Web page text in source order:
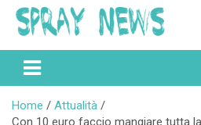
content
Spraynews.it
Home
Attualità
Con 10 euro faccio mangiare tutta